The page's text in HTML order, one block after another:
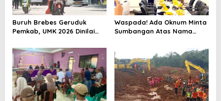
Buruh Brebes Geruduk
Pemkab, UMK 2026 Dinilai
Waspada! Ada Oknum Minta
Sumbangan Atas Nama